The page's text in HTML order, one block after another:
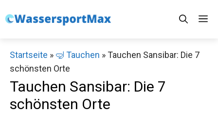
Inhalt
Startseite » 🤿 Tauchen »Tauchen Sansibar: Die 7
schönsten Orte
Tauchen Sansibar: Die 7
schönsten Orte